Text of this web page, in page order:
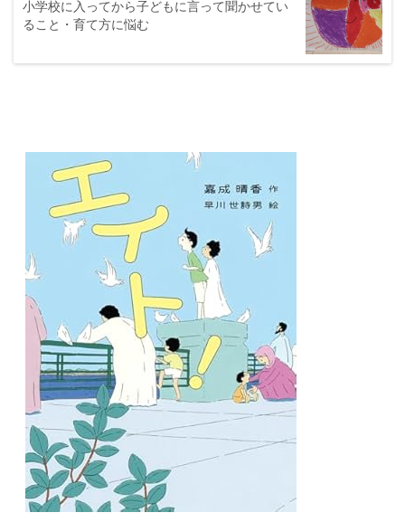
小学校に入ってから子どもに言って聞かせてい
ること・育て方に悩む